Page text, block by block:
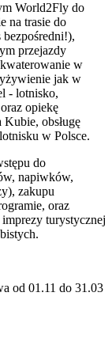
World2Fly do
na trasie do
przejazdy
w
jak w
- lotnisko,
opiekę
obsługę
w Polsce.
do
napiwków,
zakupu
oraz
turystycznej
od 01.11 do 31.03